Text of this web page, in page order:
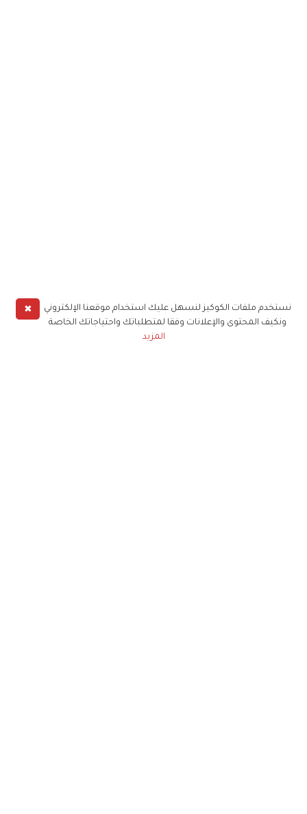
✖
نستخدم ملفات الكوكيز لنسهل عليك استخدام موقعنا الإلكتروني
ونكيف المحتوى والإعلانات وفقا لمتطلباتك واحتياجاتك الخاصة
المزيد